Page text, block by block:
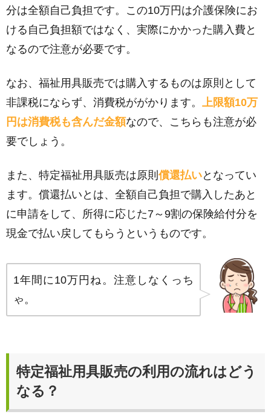
分は全額自己負担です。この10万円は介護保険にお
ける自己負担額ではなく、実際にかかった購入費と
なるので注意が必要です。
なお、福祉用具販売では購入するものは原則として
非課税にならず、消費税ががかります。 上限額10万
円は消費税も含んだ金額なので、こちらも注意が必
要でしょう。
また、特定福祉用具販売は原則 償還払いとなってい
ます。償還払いとは、全額自己負担で購入したあと
に申請をして、所得に応じた7～9割の保険給付分を
現金で払い戻してもらうというものです。
1年間に10万円ね。注意しなくっち
ゃ。
特定福祉用具販売の利用の流れはどう
なる？